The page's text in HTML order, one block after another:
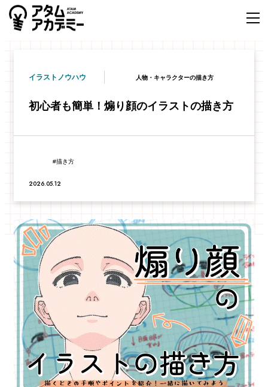
イラストノウハウ 人物・キャラクターの描き方
初心者も簡単！煽り顔のイラストの描き方
描き方
2026.05.12